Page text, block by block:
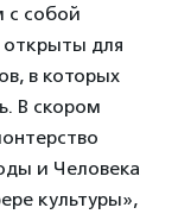
с собой
открыты для
в которых
В скором
и Человека
культуры»,